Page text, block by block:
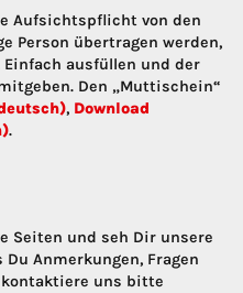
Aufsichtspflicht von den
Person übertragen werden,
ausfüllen und der
Den „Muttischein“
, Download
.
Seiten und seh Dir unsere
Anmerkungen, Fragen
uns bitte